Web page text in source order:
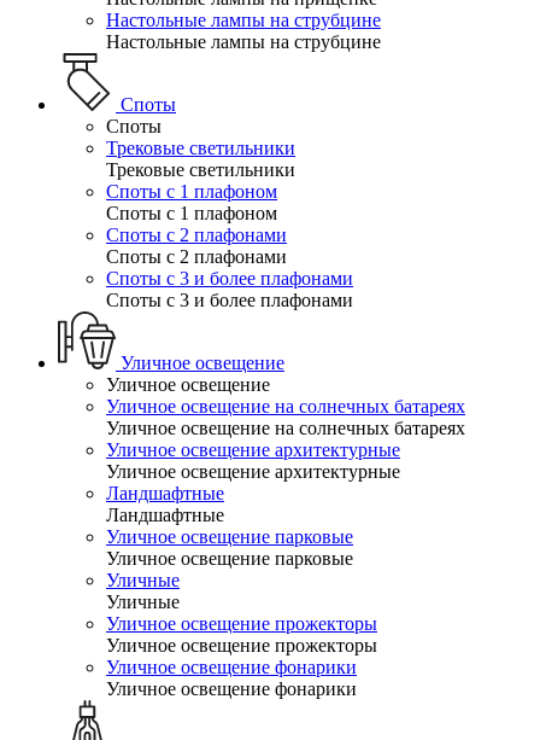
Настольные лампы на струбцине
Настольные лампы на струбцине
Споты
Споты
Трековые светильники
Трековые светильники
Споты с 1 плафоном
Споты с 1 плафоном
Споты с 2 плафонами
Споты с 2 плафонами
Споты с 3 и более плафонами
Споты с 3 и более плафонами
Уличное освещение
Уличное освещение
Уличное освещение на солнечных батареях
Уличное освещение на солнечных батареях
Уличное освещение архитектурные
Уличное освещение архитектурные
Ландшафтные
Ландшафтные
Уличное освещение парковые
Уличное освещение парковые
Уличные
Уличные
Уличное освещение прожекторы
Уличное освещение прожекторы
Уличное освещение фонарики
Уличное освещение фонарики